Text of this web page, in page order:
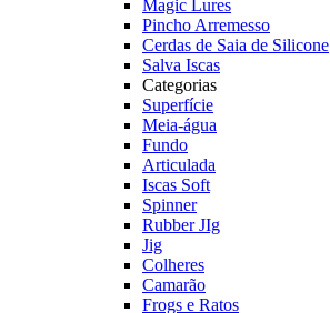
Magic Lures
Pincho Arremesso
Cerdas de Saia de Silicone
Salva Iscas
Categorias
Superfície
Meia-água
Fundo
Articulada
Iscas Soft
Spinner
Rubber JIg
Jig
Colheres
Camarão
Frogs e Ratos